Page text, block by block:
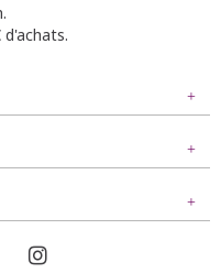
avec motifs de cœurs.
courtes. Imprimé
modèle et certains en
et porte un t-shirt